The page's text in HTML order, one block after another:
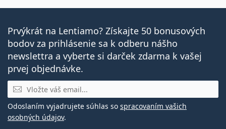
Prvýkrát na Lentiamo? Získajte 50 bonusových
bodov za prihlásenie sa k odberu nášho
newslettra a vyberte si darček zdarma k vašej
prvej objednávke.
E-mail
Odoslaním vyjadrujete súhlas so spracovaním vašich
osobných údajov.